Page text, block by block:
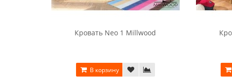
Кровать Neo 1 Millwood
В корзину